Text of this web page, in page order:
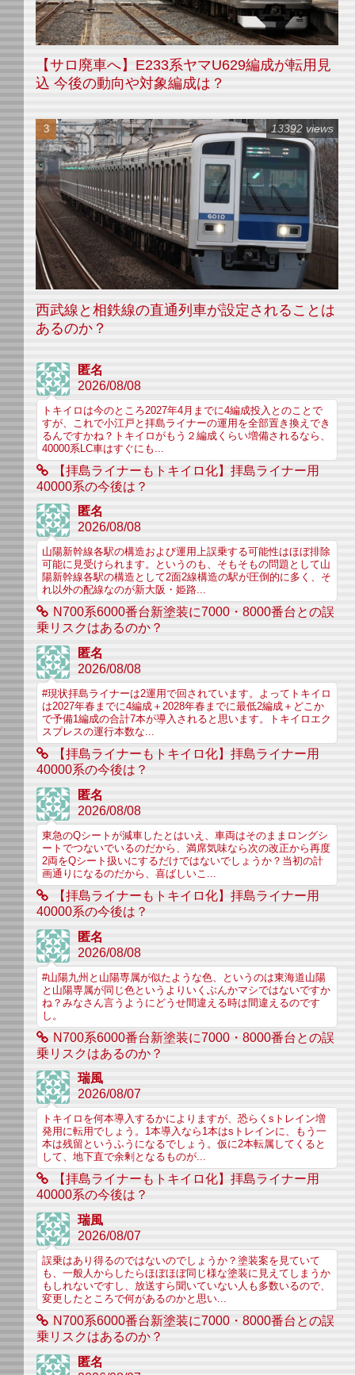
【サロ廃車へ】E233系ヤマU629編成が転用見
込 今後の動向や対象編成は？
西武線と相鉄線の直通列車が設定されることは
あるのか？
13392 views
匿名
2026/08/08
トキイロは今のところ2027年4月までに4編成投入とのことで
すが、これで小江戸と拝島ライナーの運用を全部置き換えでき
るんですかね？トキイロがもう２編成くらい増備されるなら、
40000系LC車はすぐにも...
【拝島ライナーもトキイロ化】拝島ライナー用
40000系の今後は？
匿名
2026/08/08
山陽新幹線各駅の構造および運用上誤乗する可能性はほぼ排除
可能に見受けられます。というのも、そもそもの問題として山
陽新幹線各駅の構造として2面2線構造の駅が圧倒的に多く、そ
れ以外の配線なのが新大阪・姫路...
N700系6000番台新塗装に7000・8000番台との誤
乗リスクはあるのか？
匿名
2026/08/08
#現状拝島ライナーは2運用で回されています。よってトキイロ
は2027年春までに4編成＋2028年春までに最低2編成＋どこか
で予備1編成の合計7本が導入されると思います。トキイロエク
スプレスの運行本数な...
【拝島ライナーもトキイロ化】拝島ライナー用
40000系の今後は？
匿名
2026/08/08
東急のQシートが減車したとはいえ、車両はそのままロングシ
ートでつないでいるのだから、満席気味なら次の改正から再度
2両をQシート扱いにするだけではないでしょうか？当初の計
画通りになるのだから、喜ばしいこ...
【拝島ライナーもトキイロ化】拝島ライナー用
40000系の今後は？
匿名
2026/08/08
#山陽九州と山陽専属が似たような色、というのは東海道山陽
と山陽専属が同じ色というよりいくぶんかマシではないですか
ね？みなさん言うようにどうせ間違える時は間違えるのです
し。
N700系6000番台新塗装に7000・8000番台との誤
乗リスクはあるのか？
瑞風
2026/08/07
トキイロを何本導入するかによりますが、恐らくsトレイン増
発用に転用でしょう。1本導入なら1本はsトレインに、もう一
本は残留というふうになるでしょう。仮に2本転属してくると
して、地下直で余剰となるものが...
【拝島ライナーもトキイロ化】拝島ライナー用
40000系の今後は？
瑞風
2026/08/07
誤乗はあり得るのではないのでしょうか？塗装案を見ていて
も、一般人からしたらほぼほぼ同じ様な塗装に見えてしまうか
もしれないですし、放送すら聞いていない人も多数いるので、
変更したところで何があるのかと思い...
N700系6000番台新塗装に7000・8000番台との誤
乗リスクはあるのか？
匿名